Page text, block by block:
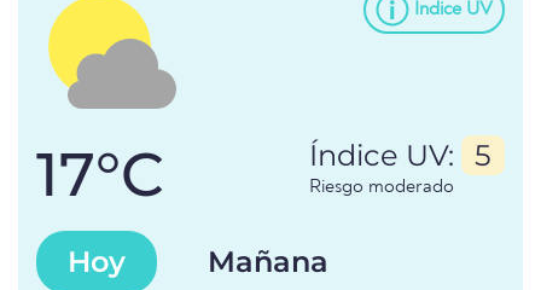
Índice UV
17°C Índice UV: 5
Riesgo moderado
Hoy Mañana